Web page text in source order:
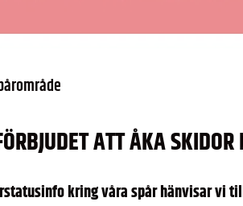
ATT ÅKA
kring våra spår hänvisar vi